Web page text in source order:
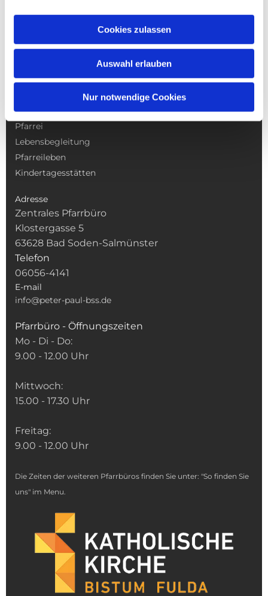
Cookies zulassen
Auswahl erlauben
Nur notwendige Cookies
Gottesdienste
Pfarrei
Lebensbegleitung
Pfarreileben
Kindertagesstätten
Adresse
Zentrales Pfarrbüro
Klostergasse 5
63628 Bad Soden-Salmünster
Telefon
06056-4141
E-mail
info@peter-paul-bss.de
Pfarrbüro - Öffnungszeiten
Mo - Di - Do:
9.00 - 12.00 Uhr
Mittwoch:
15.00 - 17.30 Uhr
Freitag:
9.00 - 12.00 Uhr
Die Zeiten der weiteren Pfarrbüros finden Sie unter: "So finden Sie
uns" im Menu.